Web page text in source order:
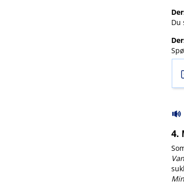
Du
4.